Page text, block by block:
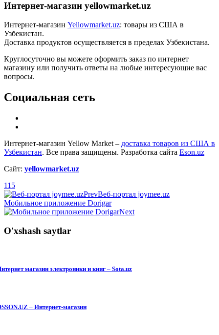
Интернет-магазин yellowmarket.uz
Интернет-магазин Yellowmarket.uz: товары из США в
Узбекистан.
Доставка продуктов осуществляется в пределах Узбекистана.
Круглосуточно вы можете оформить заказ по интернет
магазину или получить ответы на любые интересующие вас
вопросы.
Социальная сеть
Интернет-магазин Yellow Market – доставка товаров из США в
Узбекистан. Все права защищены. Разработка сайта Eson.uz
Сайт: yellowmarket.uz
115
PrevВеб-портал joymee.uz
Мобильное приложение Dorigar
Next
O'xshash saytlar
магазин электроники и книг – Sota.uz
– Интернет-магазин